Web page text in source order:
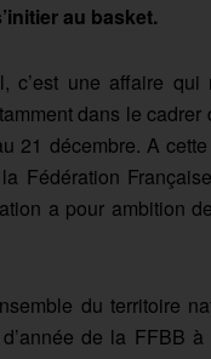
au basket.
c’est une affaire
dans le cadrer
21 décembre. A
Fédération
a pour ambition
du territoire
de la FFBB